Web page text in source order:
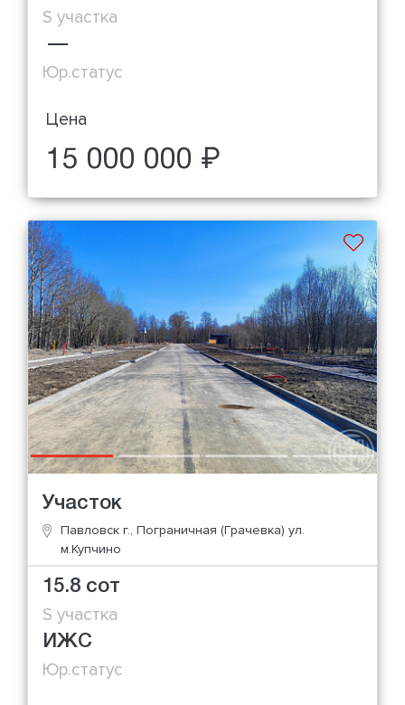
S участка
—
Юр.статус
Цена
15 000 000 ₽
Участок
Павловск г., Пограничная (Грачевка) ул.
м.Купчино
15.8 сот
S участка
ИЖС
Юр.статус